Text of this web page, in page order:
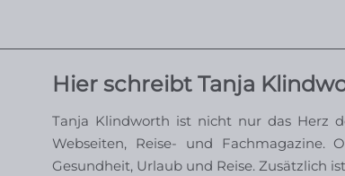
Hier schreibt Tanja
Tanja Klindworth ist nicht nur das Herz
Webseiten, Reise- und Fachmagazine.
Gesundheit, Urlaub und Reise. Zusätzlich